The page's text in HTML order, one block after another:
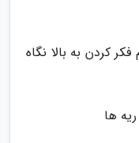
کردن به بالا نگاه